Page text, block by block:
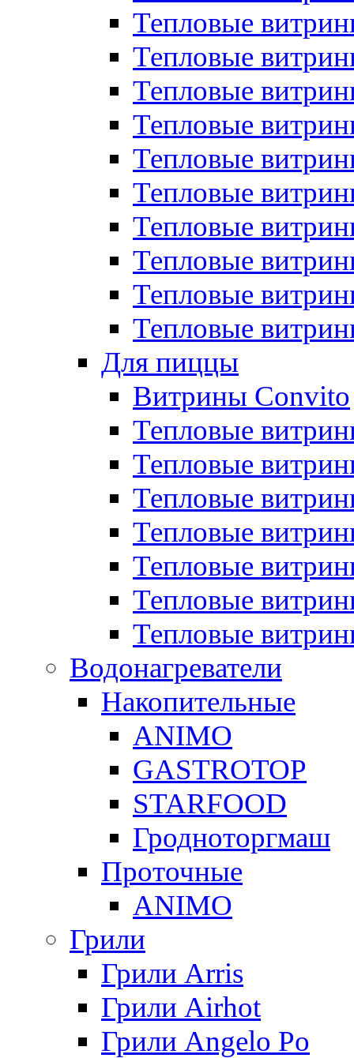
Тепловые
Тепловые
Тепловые
Тепловые
Тепловые
Тепловые
Тепловые
Тепловые
Тепловые
Тепловые
Для пиццы
Витрины Convito
Тепловые
Тепловые
Тепловые
Тепловые
Тепловые
Тепловые
Тепловые
Водонагреватели
Накопительные
ANIMO
GASTROTOP
STARFOOD
Гродноторгмаш
Проточные
ANIMO
Грили
Грили Arris
Грили Airhot
Грили Angelo Po